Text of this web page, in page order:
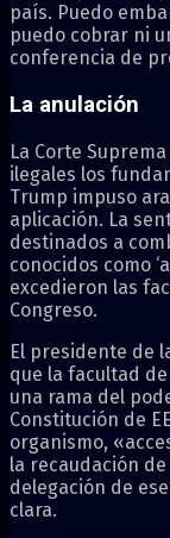
país. Puedo
puedo cobrar ni
conferencia de
La anulación
La Corte
ilegales los
Trump impuso
aplicación. La
destinados a
conocidos como
excedieron las
Congreso.
El presidente de
que la facultad
una rama del
Constitución de
organismo,
la recaudación
delegación de
clara.